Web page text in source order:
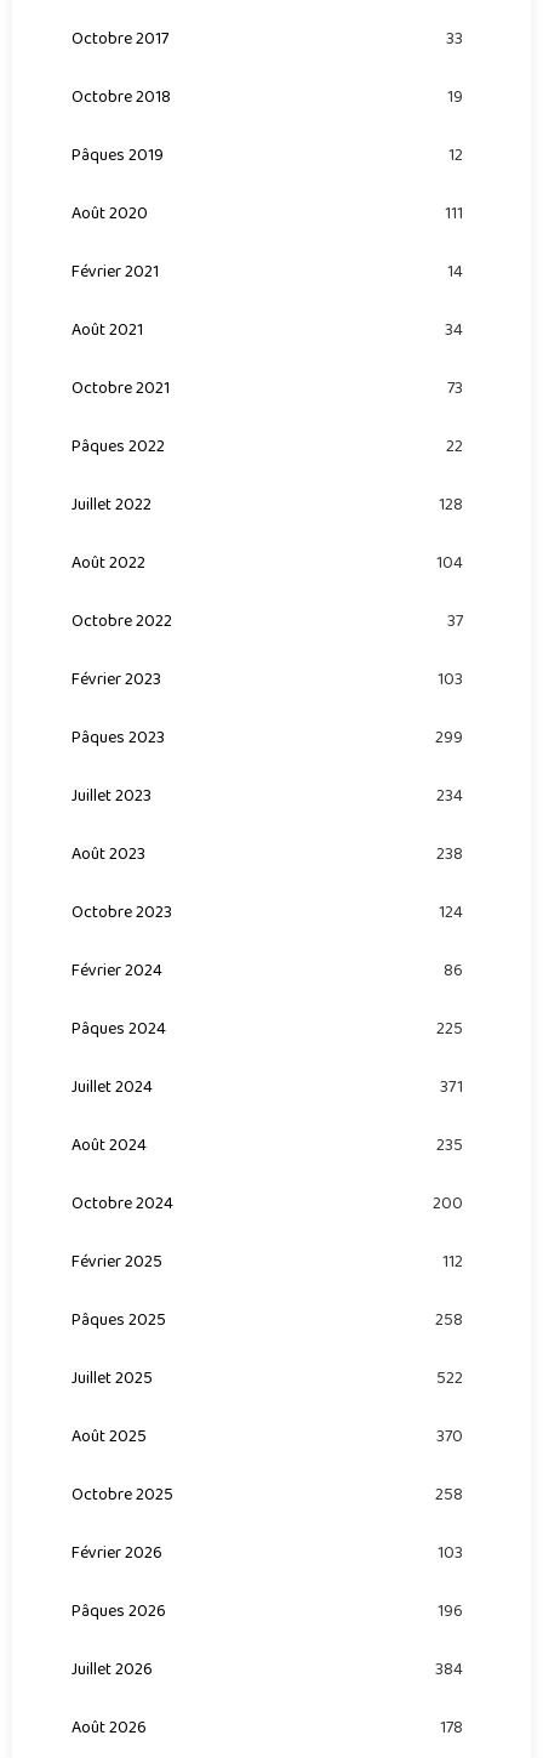
Octobre 2017 33
Octobre 2018 19
Pâques 2019 12
Août 2020 111
Février 2021 14
Août 2021 34
Octobre 2021 73
Pâques 2022 22
Juillet 2022 128
Août 2022 104
Octobre 2022 37
Février 2023 103
Pâques 2023 299
Juillet 2023 234
Août 2023 238
Octobre 2023 124
Février 2024 86
Pâques 2024 225
Juillet 2024 371
Août 2024 235
Octobre 2024 200
Février 2025 112
Pâques 2025 258
Juillet 2025 522
Août 2025 370
Octobre 2025 258
Février 2026 103
Pâques 2026 196
Juillet 2026 384
Août 2026 178